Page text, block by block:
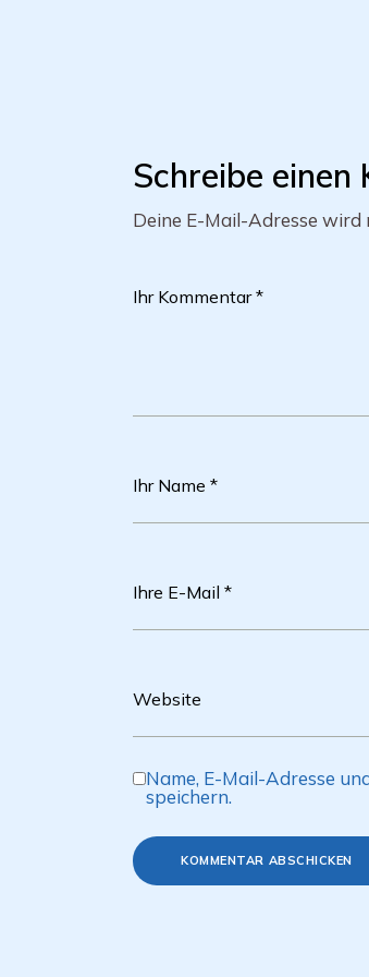
Schreibe einen
Deine E-Mail-Adresse
Name, E-Mail-Adresse
speichern.
KOMMENTAR ABSCHICKEN